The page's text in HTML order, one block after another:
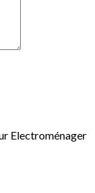
Electroménager